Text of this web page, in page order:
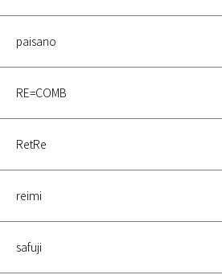
paisano
RE=COMB
RetRe
reimi
safuji